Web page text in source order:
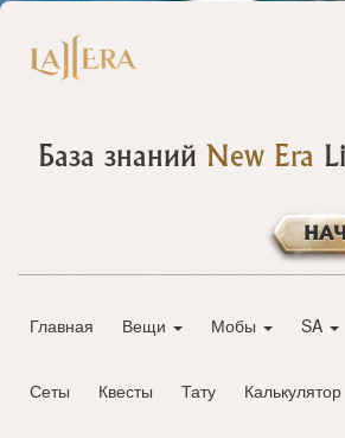
База знаний New Era
Главная Вещи Мобы SA
Сеты Квесты Тату Калькулятор